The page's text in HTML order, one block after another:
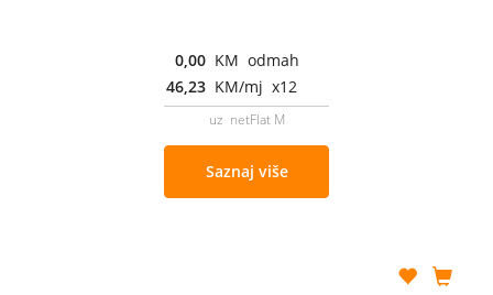
0,00 KM odmah
46,23 KM/mj x12
uz netFlat M
Saznaj više